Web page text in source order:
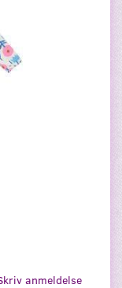
anmeldelse